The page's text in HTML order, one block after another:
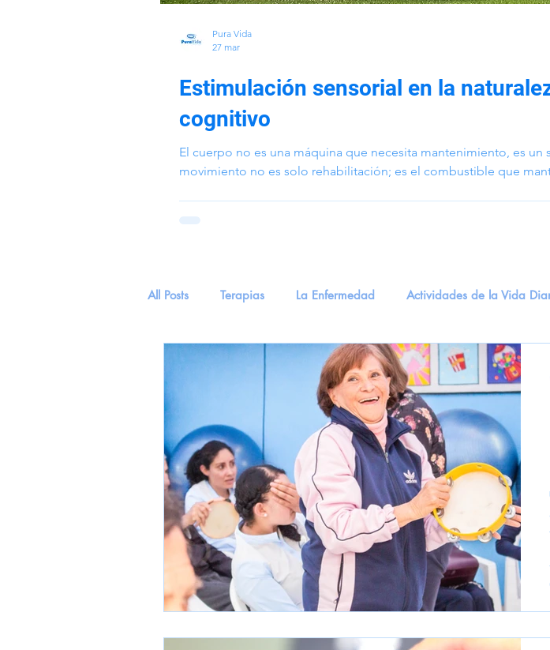
Estimulación sensorial en la
cognitivo
El cuerpo no es una máquina que necesita mantenimiento, es
movimiento no es solo rehabilitación; es el combustible que
Pura Vida
27 mar
All Posts Terapias La Enfermedad Actividades de la Vida
Parkinson Salud tecnología Entretenimiento Salud
Hierva Medicinal Hierba Medicinal BienestarEmocional
EnvejecimientoYSentidos CuidadosCognitivos eneficios del
Bienestar Emocional Terapia de Risa Cuidado Geriátrico
Turismo en la Tercera Edad Envejecimiento Activo